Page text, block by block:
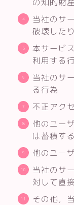
当社のサ
破壊した
本サービ
利用する
当社のサ
る行為
不正アク
他のユー
は蓄積す
他のユー
当社のサ
対して直
その他，